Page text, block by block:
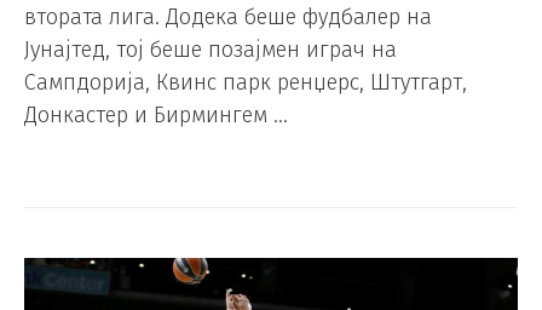
втората лига. Додека беше фудбалер на
Јунајтед, тој беше позајмен играч на
Сампдорија, Квинс парк ренџерс, Штутгарт,
Донкастер и Бирмингем …